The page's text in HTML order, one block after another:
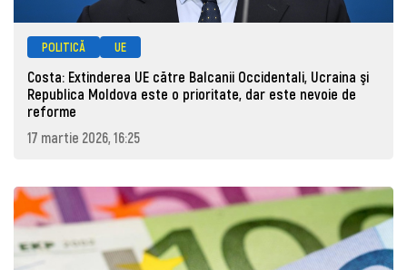
POLITICĂ UE
Costa: Extinderea UE către Balcanii Occidentali, Ucraina şi
Republica Moldova este o prioritate, dar este nevoie de
reforme
17 martie 2026, 16:25